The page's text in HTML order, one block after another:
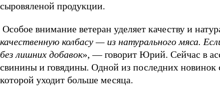
сыровяленой продукции.
Особое внимание ветеран уделяет качеству и
качественную колбасу — из натурального мяса.
без лишних добавок», — говорит Юрий. Сейчас в
свинины и говядины. Одной из последних новинок
которой уходит больше месяца.